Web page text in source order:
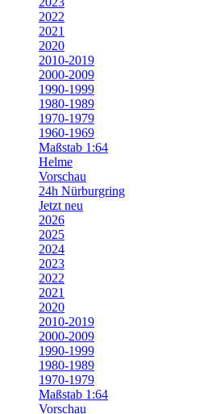
2022
2021
2020
2010-2019
2000-2009
1990-1999
1980-1989
1970-1979
1960-1969
Maßstab 1:64
Helme
Vorschau
24h Nürburgring
Jetzt neu
2026
2025
2024
2023
2022
2021
2020
2010-2019
2000-2009
1990-1999
1980-1989
1970-1979
Maßstab 1:64
Vorschau